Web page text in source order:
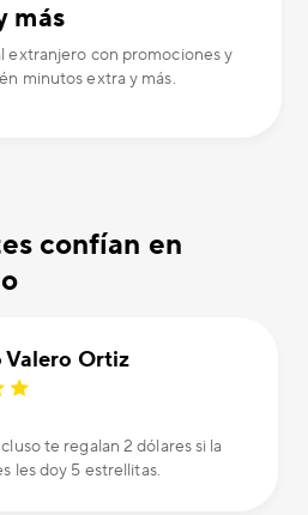
más
extranjero con promociones y
minutos extra y más.
confían en
Valero Ortiz
te regalan 2 dólares si la
les doy 5 estrellitas.